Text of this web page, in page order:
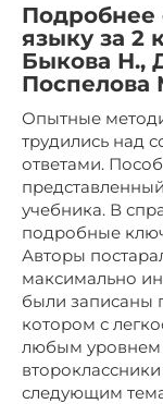
Подробнее
языку за 2
Быкова Н.,
Поспелова
Опытные
трудились над
ответами.
учебника. В
подробные
Авторы
максимально
были записаны
котором с
любым уровнем
следующим